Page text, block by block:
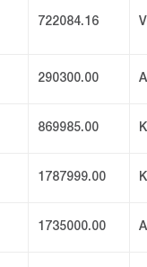
722084.16
290300.00
869985.00
1787999.00
1735000.00